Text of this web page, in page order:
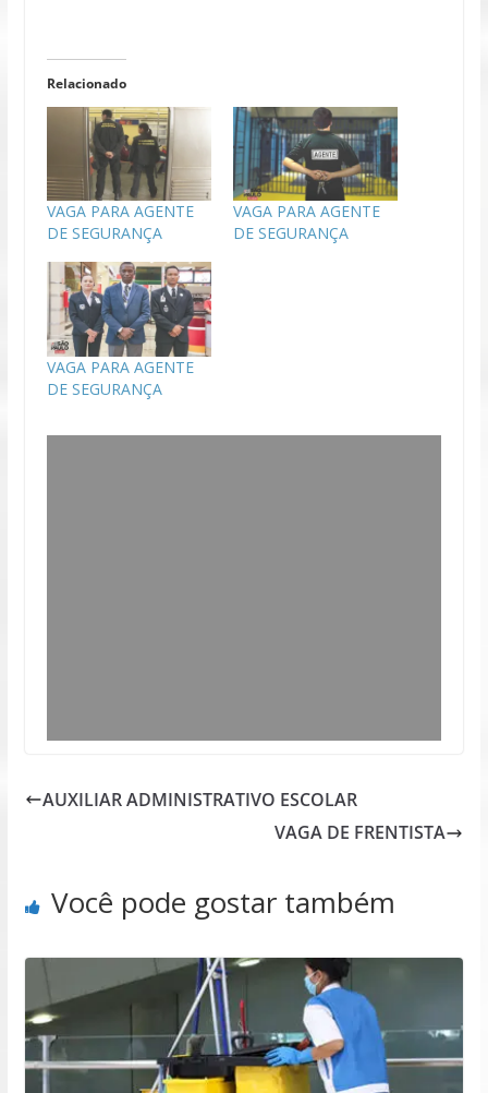
Relacionado
VAGA PARA AGENTE
DE SEGURANÇA
VAGA PARA AGENTE
DE SEGURANÇA
VAGA PARA AGENTE
DE SEGURANÇA
AUXILIAR ADMINISTRATIVO ESCOLAR
VAGA DE FRENTISTA
Você pode gostar também